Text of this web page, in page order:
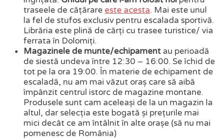
traseele de cățărare este acesta. Mai este unul
la fel de stufos exclusiv pentru escalada sportivă.
Librăria este plină de cărți cu trasee turistice/ via
ferrata în Dolomiți.
Magazinele de munte/echipament au perioadă
de siestă undeva între 12:30 – 16:00. Se îchid de
tot pe la ora 19:00. În materie de echipament de
escaladă, nu am mai văzut oraș care să aibă
împânzit centrul istorc de magazine montane.
Produsele sunt cam aceleași de la un magazin la
altul, dar selecția este bogată și prețurile mai
mici decât ce am întâlnit în alte orașe (să nu mai
pomenesc de România)